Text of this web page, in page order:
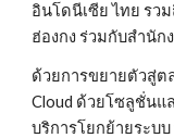
อินโดนีเซีย ไทย รว
ฮ่องกง ร่วมกับสำนั
ด้วยการขยายตัวสู่ต
Cloud ด้วยโซลูชั่นแ
บริการโยกย้ายระบ